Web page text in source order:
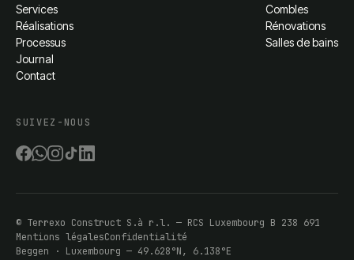
Services
Réalisations
Processus
Journal
Contact
Combles
Rénovations
Salles de bains
SUIVEZ-NOUS
© Terrexo Construct S.à r.l. — RCS Luxembourg B 238 691
Mentions légalesConfidentialité
Beggen · Luxembourg — 49.628°N, 6.138°E